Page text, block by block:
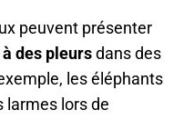
peuvent présenter
des pleursdans des
les éléphants
larmes lors de